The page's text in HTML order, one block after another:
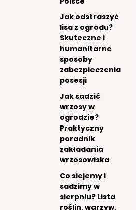
Jak odstraszyć
lisa z ogrodu?
Skuteczne i
humanitarne
sposoby
zabezpieczenia
posesji
Jak sadzić
wrzosy w
ogrodzie?
Praktyczny
poradnik
zakładania
wrzosowiska
Co siejemy i
sadzimy w
sierpniu? Lista
roślin, warzyw,